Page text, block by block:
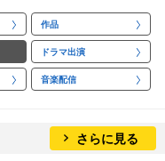
作品
ドラマ出演
音楽配信
さらに見る